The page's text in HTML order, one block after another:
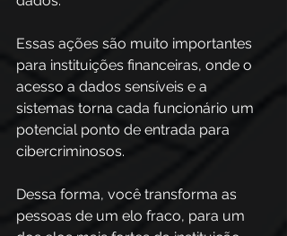
Essas ações são muito importantes
para instituições financeiras, onde o
acesso a dados sensíveis e a
sistemas torna cada funcionário um
potencial ponto de entrada para
cibercriminosos.
Dessa forma, você transforma as
pessoas de um elo fraco, para um